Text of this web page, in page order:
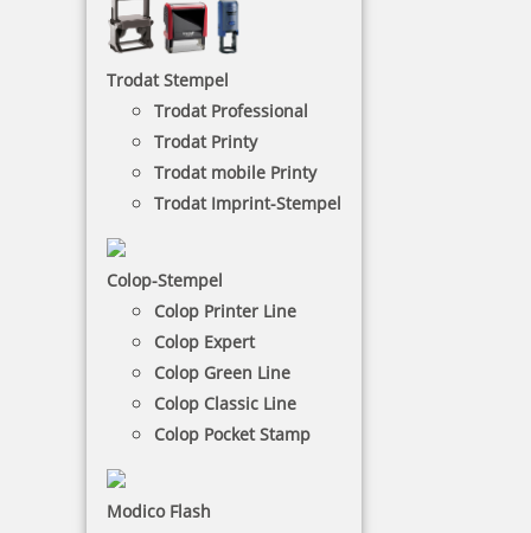
Trodat Stempel
Trodat Professional
Trodat Printy
Trodat mobile Printy
Trodat Imprint-Stempel
Colop-Stempel
Colop Printer Line
Colop Expert
Colop Green Line
Colop Classic Line
Colop Pocket Stamp
Modico Flash
und sind so perfekt für Ärzte und Krankenhäuser.
NACH WUNSCHSTEMPEL FILTERN
18 Artikel in der Kategorie
Colop Printer Arztstempel mit individuellem Text